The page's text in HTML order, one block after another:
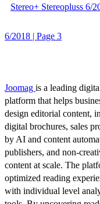
Stereo+ Stereopluss 6/
6/2018 | Page 3
Joomag is a leading
platform that helps
design editorial content,
digital brochures, sales
by AI and content
publishers, and non-
content at scale. The
optimized reading
with individual level